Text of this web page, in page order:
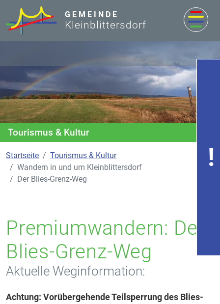
GEMEINDE
Kleinblittersdorf
Tourismus & Kultur
Startseite
Tourismus & Kultur
Wandern in und um Kleinblittersdorf
Der Blies-Grenz-Weg
Premiumwandern: Der
Blies-Grenz-Weg
Aktuelle Weginformation:
Achtung: Vorübergehende Teilsperrung des Blies-